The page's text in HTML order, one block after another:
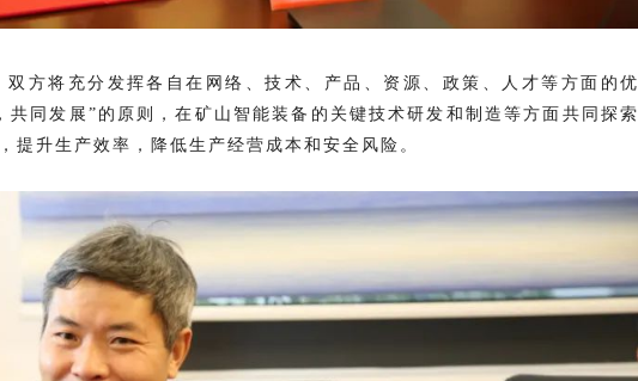
方将充分发挥各自在网络、技术、产品、资源、政策、人才等方面的优
同发展”的原则，在矿山智能装备的关键技术研发和制造等方面共同探索
提升生产效率，降低生产经营成本和安全风险。